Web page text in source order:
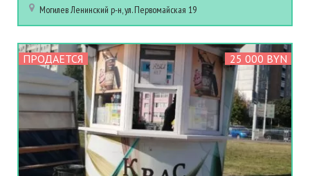
МогилевЛенинский р-н, ул. Первомайская 19
ПРОДАЕТСЯ 25 000 BYN